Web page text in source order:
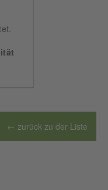
← zurück zu der Liste